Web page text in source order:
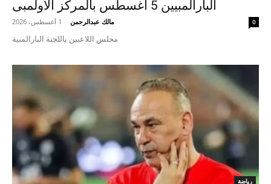
البارالمبيين 5 أغسطس بالمركز الأولمبى
مالك عبدالرحمن - 1 أغسطس، 2026 0
محلس اللاعبين باللجنة البارالمبية
رياضة